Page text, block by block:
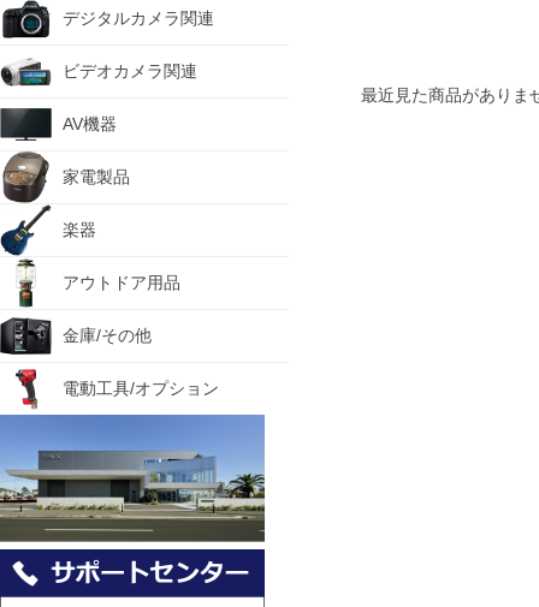
デジタルカメラ関連
ビデオカメラ関連
AV機器
家電製品
楽器
アウトドア用品
金庫/その他
電動工具/オプション
最近見た商品がありま